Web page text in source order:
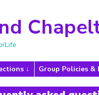
Group Policies &